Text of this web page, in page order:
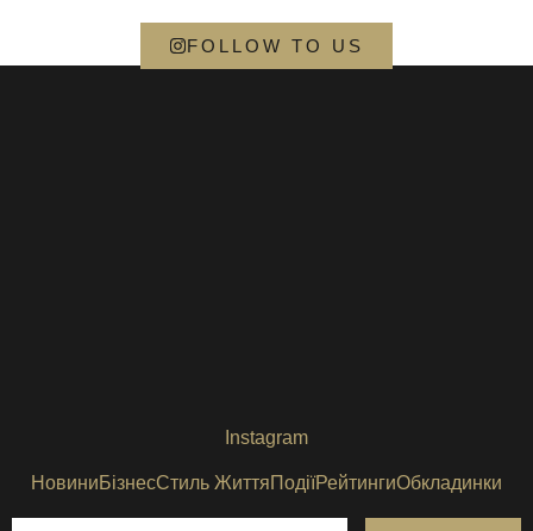
FOLLOW TO US
Instagram
НовиниБізнесСтиль ЖиттяПодіїРейтингиОбкладинки